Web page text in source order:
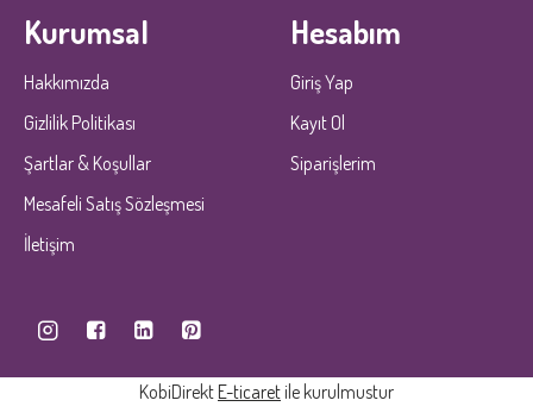
Kurumsal
Hakkımızda
Gizlilik Politikası
Şartlar & Koşullar
Mesafeli Satış Sözleşmesi
İletişim
Hesabım
Giriş Yap
Kayıt Ol
Siparişlerim
KobiDirektE-ticaret ile kurulmustur